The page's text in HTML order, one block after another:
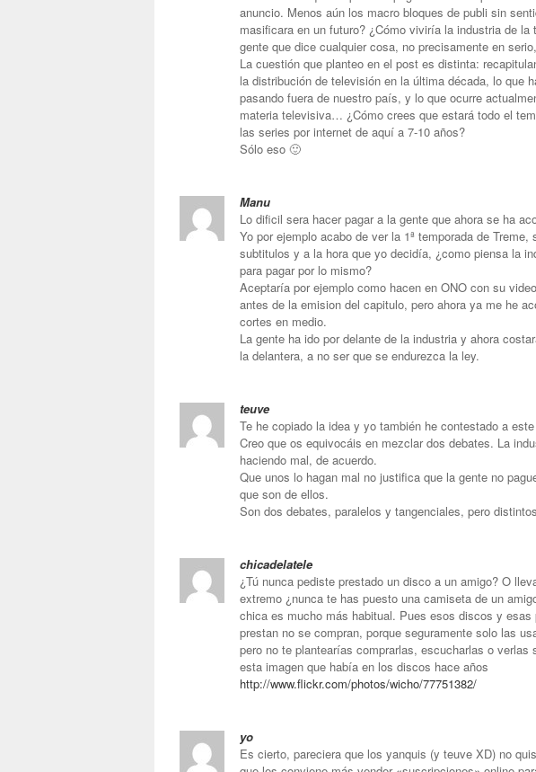
anuncio. Menos aún los macro bloques de publi sin
masificara en un futuro? ¿Cómo viviría la industria de la
gente que dice cualquier cosa, no precisamente en
La cuestión que planteo en el post es distinta:
la distribución de televisión en la última década, lo que
pasando fuera de nuestro país, y lo que ocurre
materia televisiva… ¿Cómo crees que estará todo el
las series por internet de aquí a 7-10 años?
Sólo eso 🙂
Manu
Lo dificil sera hacer pagar a la gente que ahora se ha
Yo por ejemplo acabo de ver la 1ª temporada de Treme,
subtitulos y a la hora que yo decidía, ¿como piensa la
para pagar por lo mismo?
Aceptaría por ejemplo como hacen en ONO con su
antes de la emision del capitulo, pero ahora ya me he
cortes en medio.
La gente ha ido por delante de la industria y ahora
la delantera, a no ser que se endurezca la ley.
teuve
Te he copiado la idea y yo también he contestado a
Creo que os equivocáis en mezclar dos debates. La
haciendo mal, de acuerdo.
Que unos lo hagan mal no justifica que la gente no
que son de ellos.
Son dos debates, paralelos y tangenciales, pero distintos
chicadelatele
¿Tú nunca pediste prestado un disco a un amigo? O
extremo ¿nunca te has puesto una camiseta de un
chica es mucho más habitual. Pues esos discos y esas
prestan no se compran, porque seguramente solo las
pero no te plantearías comprarlas, escucharlas o verlas
esta imagen que había en los discos hace años
http://www.flickr.com/photos/wicho/77751382/
yo
Es cierto, pareciera que los yanquis (y teuve XD) no